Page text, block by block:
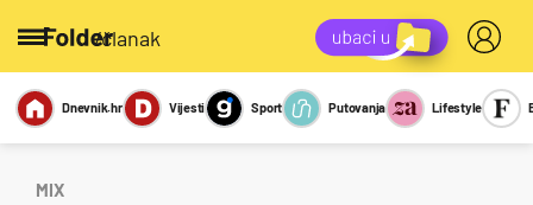
/članak
Miks Kviz
Report
Sexy
Dnevnik.hr Vijesti Sport Putovanja Lifestyle
MIX